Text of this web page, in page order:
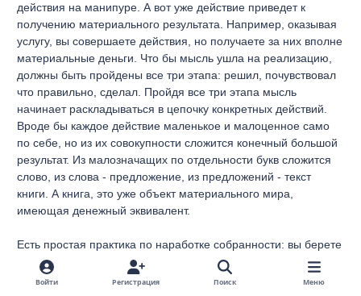
действия на манипуре. А вот уже действие приведет к
получению материального результата. Например, оказывая
услугу, вы совершаете действия, но получаете за них вполне
материальные деньги. Что бы мысль ушла на реализацию,
должны быть пройдены все три этапа: решил, почувствовал
что правильно, сделал. Пройдя все три этапа мысль
начинает раскладываться в цепочку конкретных действий.
Вроде бы каждое действие маленькое и малоценное само
по себе, но из их совокупности сложится конечный большой
результат. Из малозначащих по отдельности букв сложится
слово, из слова - предложение, из предложений - текст
книги. А книга, это уже объект материального мира,
имеющая денежный эквивалент.
Есть простая практика по наработке собранности: вы берете
за правило записывать свои мысли, желания, цели. Пока все
это приходит в голову и благополучно оттуда уходит,
Войти Регистрация Поиск Меню